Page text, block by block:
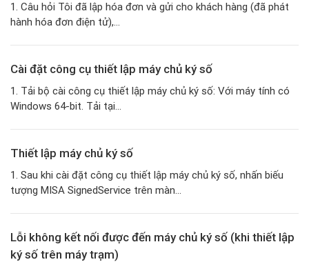
1. Câu hỏi Tôi đã lập hóa đơn và gửi cho khách hàng (đã phát
hành hóa đơn điện tử),...
Cài đặt công cụ thiết lập máy chủ ký số
1. Tải bộ cài công cụ thiết lập máy chủ ký số: Với máy tính có
Windows 64-bit. Tải tại...
Thiết lập máy chủ ký số
1. Sau khi cài đặt công cụ thiết lập máy chủ ký số, nhấn biếu
tượng MISA SignedService trên màn...
Lỗi không kết nối được đến máy chủ ký số (khi thiết lập
ký số trên máy trạm)